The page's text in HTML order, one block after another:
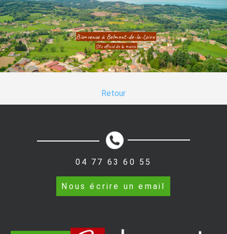
Bienvenue à Belmont-de-la-Loire
Site officiel de la mairie
Retour
04 77 63 60 55
Nous écrire un email